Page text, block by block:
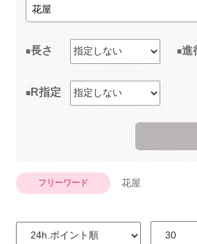
長さ 進
R指定
フリーワード 花屋